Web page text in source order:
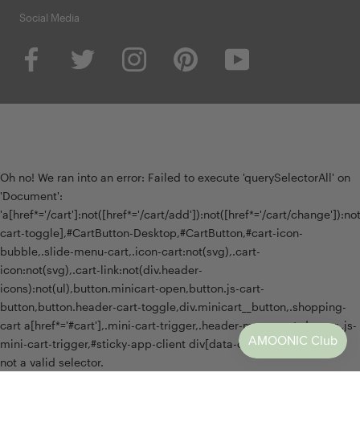
Social Media
Oh no! We ran into an error: Failed to execute 'querySelectorAll' on
'Document':
'a[href*='/cart']:not([href*='/cart/add']):not([href*='/cart/
cart-toggle],#CartButton-Desktop,#CartButton,#cart-icon-
bubble,.slide-menu-cart,.icon-cart:not(svg),.cart-
icon:not(svg),.cart-link:not(div.header-
icons):not(ul),button.minicart-open,button.js-cart-
button,button.header-cart-toggle,div.minicart__button,.shopping-
cart a[href*='#cart'],.mini-cart-trigger,.header-menu-cart-drawer,.js-
mini-cart-trigger,#sticky-app-client div[data-cl='sticky-button']' is
not a valid selector.